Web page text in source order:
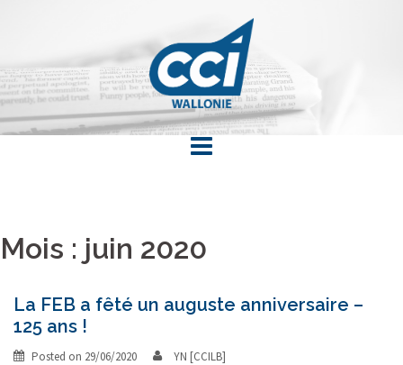
Mois : juin 2020
La FEB a fêté un auguste anniversaire –
125 ans !
Posted on 29/06/2020
YN [CCILB]